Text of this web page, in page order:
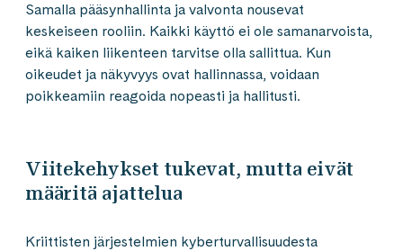
Samalla pääsynhallinta ja valvonta nousevat
keskeiseen rooliin. Kaikki käyttö ei ole samanarvoista,
eikä kaiken liikenteen tarvitse olla sallittua. Kun
oikeudet ja näkyvyys ovat hallinnassa, voidaan
poikkeamiin reagoida nopeasti ja hallitusti.
Viitekehykset tukevat, mutta eivät
määritä ajattelua
Kriittisten järjestelmien kyberturvallisuudesta